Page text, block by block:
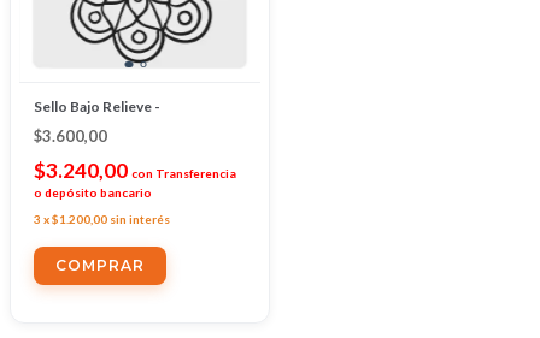
Sello Bajo Relieve -
$3.600,00
$3.240,00 con Transferencia
o depósito bancario
3 x$1.200,00 sin interés